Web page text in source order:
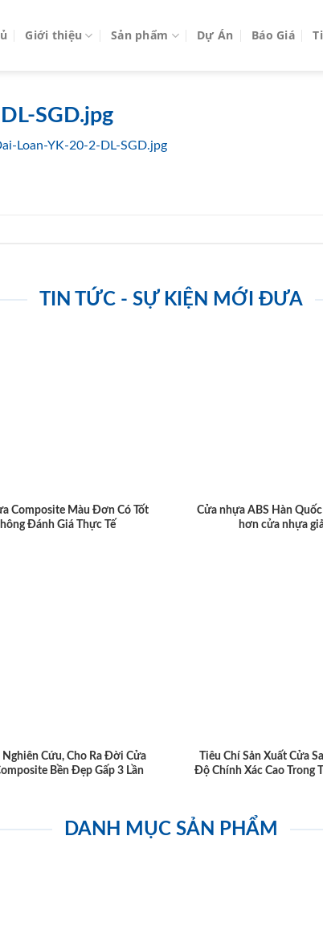
Giới thiệu Sản phẩm Dự Án Báo Giá
SGD.jpg
Loan-YK-20-2-DL-SGD.jpg
TIN TỨC - SỰ KIỆN MỚI ĐƯA
Composite Màu Đơn Có Tốt
Đánh Giá Thực Tế
Cửa nhựa ABS Hàn
hơn cửa nhựa
Nghiên Cứu, Cho Ra Đời Cửa
Bền Đẹp Gấp 3 Lần
Tiêu Chí Sản Xuất Cửa
Độ Chính Xác Cao Trong
DANH MỤC SẢN PHẨM